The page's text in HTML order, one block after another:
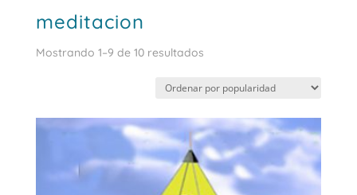
meditacion
Mostrando 1–9 de 10 resultadosOrdenado